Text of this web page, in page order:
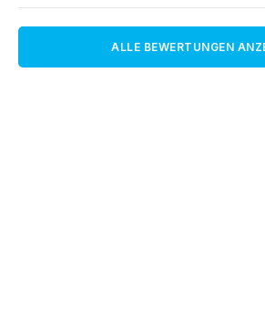
ALLE BEWERTUNGEN